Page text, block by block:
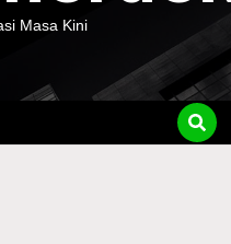
Masa Kini